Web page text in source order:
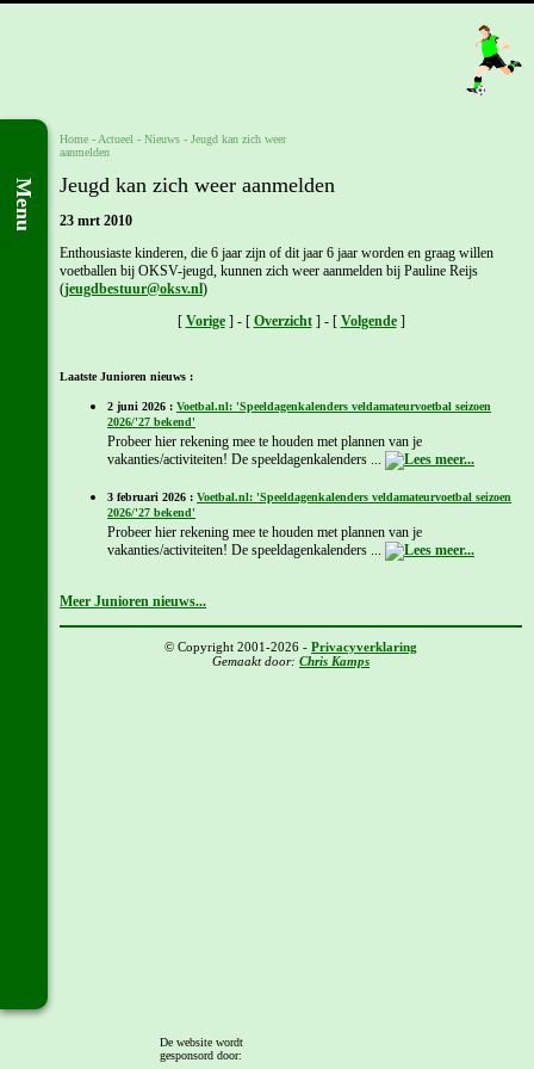
Menu
Home - Actueel - Nieuws - Jeugd kan zich weer
aanmelden
Jeugd kan zich weer aanmelden
23 mrt 2010
Enthousiaste kinderen, die 6 jaar zijn of dit jaar 6 jaar worden en graag willen
voetballen bij OKSV-jeugd, kunnen zich weer aanmelden bij Pauline Reijs
(jeugdbestuur@oksv.nl)
[ Vorige] - [ Overzicht] - [ Volgende]
Laatste Junioren nieuws :
2 juni 2026 : Voetbal.nl: 'Speeldagenkalenders veldamateurvoetbal seizoen
2026/'27 bekend'
Probeer hier rekening mee te houden met plannen van je
vakanties/activiteiten! De speeldagenkalenders ...
3 februari 2026 : Voetbal.nl: 'Speeldagenkalenders veldamateurvoetbal seizoen
2026/'27 bekend'
Probeer hier rekening mee te houden met plannen van je
vakanties/activiteiten! De speeldagenkalenders ...
Meer Junioren nieuws...
© Copyright 2001-2026 - Privacyverklaring
Gemaakt door: Chris Kamps
De website wordt
gesponsord door: